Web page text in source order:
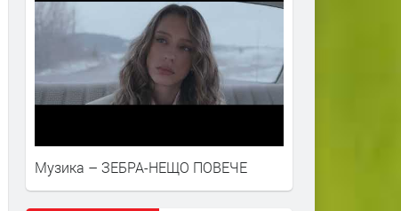
Музика – ЗЕБРА-НЕЩО ПОВЕЧЕ